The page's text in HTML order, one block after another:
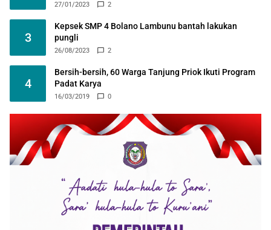
27/01/2023 2
3
Kepsek SMP 4 Bolano Lambunu bantah lakukan
pungli
26/08/2023 2
4
Bersih-bersih, 60 Warga Tanjung Priok Ikuti Program
Padat Karya
16/03/2019 0